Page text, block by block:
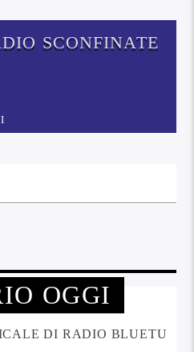
SCONFINATE
OGGI
DI RADIO BLUETU